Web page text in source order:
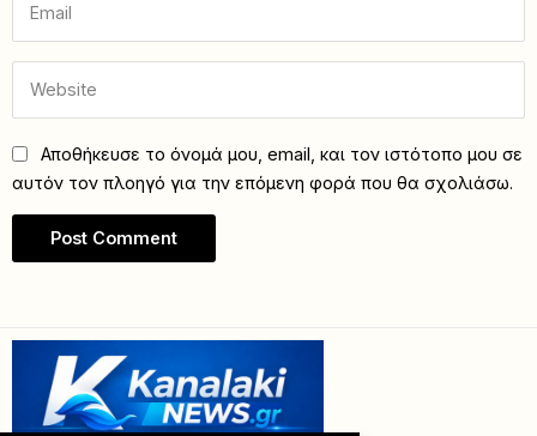
Αποθήκευσε το όνομά μου, email, και τον ιστότοπο μου σε
αυτόν τον πλοηγό για την επόμενη φορά που θα σχολιάσω.